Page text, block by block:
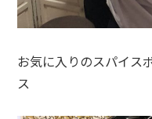
お気に入りのスパイス
ス